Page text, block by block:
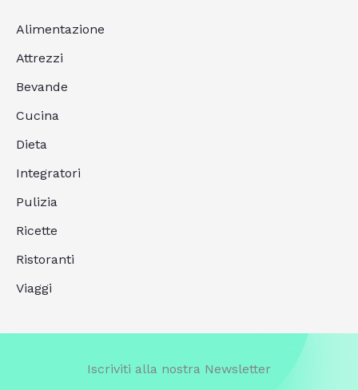
Alimentazione
Attrezzi
Bevande
Cucina
Dieta
Integratori
Pulizia
Ricette
Ristoranti
Viaggi
Iscriviti alla nostra Newsletter